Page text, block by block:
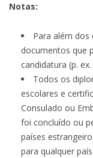
Notas:
Para além
documentos que
candidatura (p.
Todos os
escolares e
Consulado ou
foi concluído ou
países
para qualquer